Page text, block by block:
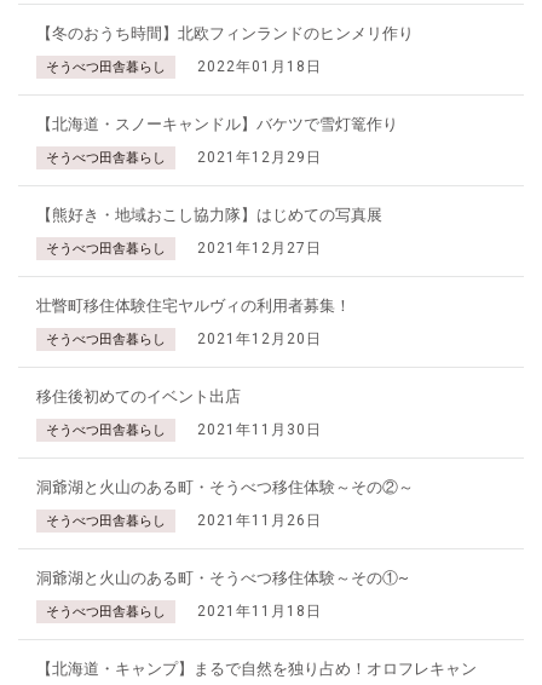
【冬のおうち時間】北欧フィンランドのヒンメリ作り
そうべつ田舎暮らし 2022年01月18日
【北海道・スノーキャンドル】バケツで雪灯篭作り
そうべつ田舎暮らし 2021年12月29日
【熊好き・地域おこし協力隊】はじめての写真展
そうべつ田舎暮らし 2021年12月27日
壮瞥町移住体験住宅ヤルヴィの利用者募集！
そうべつ田舎暮らし 2021年12月20日
移住後初めてのイベント出店
そうべつ田舎暮らし 2021年11月30日
洞爺湖と火山のある町・そうべつ移住体験～その②～
そうべつ田舎暮らし 2021年11月26日
洞爺湖と火山のある町・そうべつ移住体験～その①~
そうべつ田舎暮らし 2021年11月18日
【北海道・キャンプ】まるで自然を独り占め！オロフレキャン